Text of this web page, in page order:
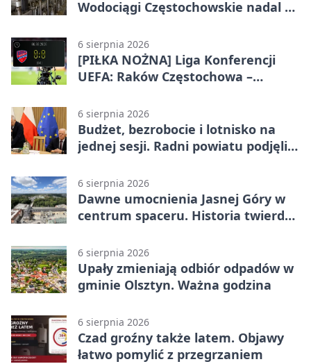
Wodociągi Częstochowskie nadal w
6 sierpnia 2026
[PIŁKA NOŻNA] Liga Konferencji
UEFA: Raków Częstochowa –
meczu III rundy eliminacji
6 sierpnia 2026
Budżet, bezrobocie i lotnisko na
jednej sesji. Radni powiatu podjęli
6 sierpnia 2026
Dawne umocnienia Jasnej Góry w
centrum spaceru. Historia twierdzy
6 sierpnia 2026
Upały zmieniają odbiór odpadów w
gminie Olsztyn. Ważna godzina
6 sierpnia 2026
Czad groźny także latem. Objawy
łatwo pomylić z przegrzaniem